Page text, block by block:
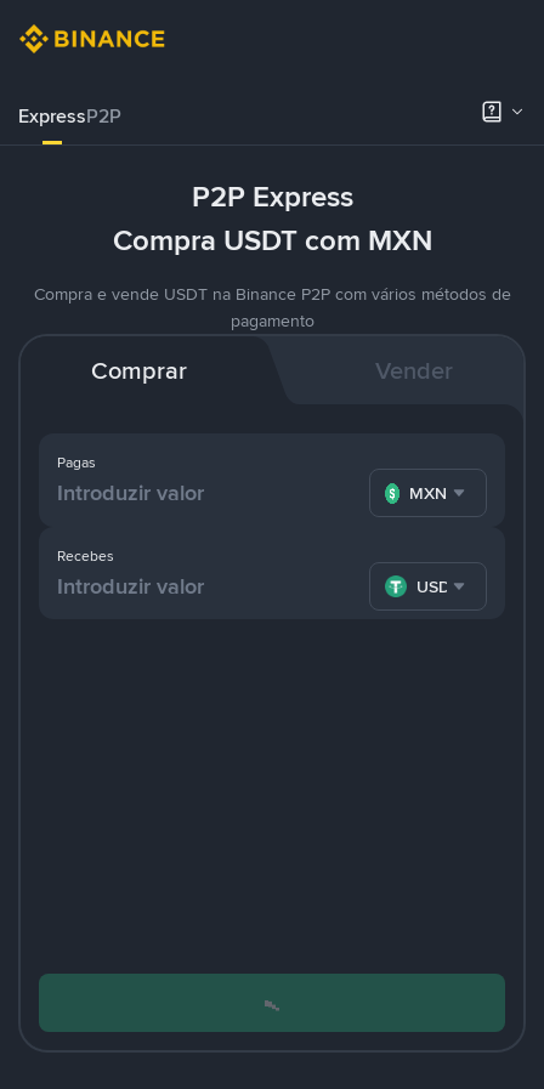
ExpressP2P
P2P Express
Compra USDT com MXN
Compra e vende USDT na Binance P2P com vários métodos de
pagamento
Comprar Vender
Pagas
MXN
Recebes
USDT